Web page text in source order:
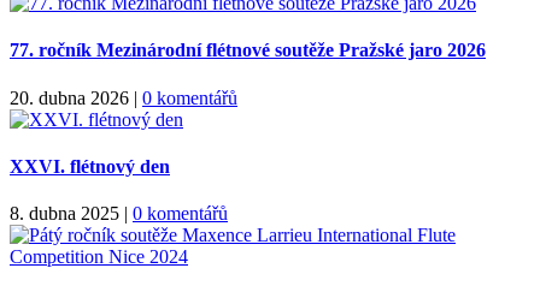
77. ročník Mezinárodní flétnové soutěže Pražské jaro 2026
20. dubna 2026 | 0 komentářů
XXVI. flétnový den
8. dubna 2025 | 0 komentářů